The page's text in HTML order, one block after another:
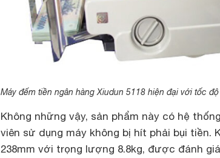
Máy đếm tiền ngân hàng Xiudun 5118 hiện đại với tốc
Không những vậy, sản phẩm này có hệ
viên sử dụng máy không bị hít phải bụi tiền.
238mm với trọng lượng 8.8kg, được đánh